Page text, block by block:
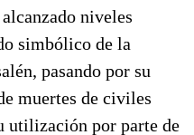
niveles
simbólico de la
pasando por su
muertes de civiles
utilización por parte de